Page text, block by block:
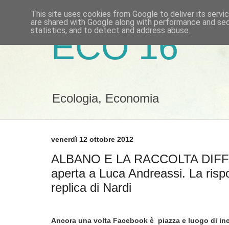
ECO 16
Ecologia, Economia
venerdì 12 ottobre 2012
ALBANO E LA RACCOLTA
aperta a Luca Andreassi. La
replica di Nardi
Ancora una volta Facebook è piazza e luogo di
This site uses cookies from Google to deliver its
are shared with Google along with performance and
statistics, and to detect and address abuse.